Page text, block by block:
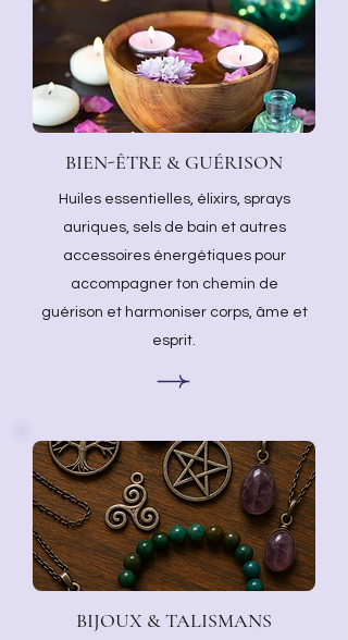
BIEN-ÊTRE & GUÉRISON
Huiles essentielles, élixirs, sprays
auriques, sels de bain et autres
accessoires énergétiques pour
accompagner ton chemin de
guérison et harmoniser corps, âme et
esprit.
BIJOUX & TALISMANS